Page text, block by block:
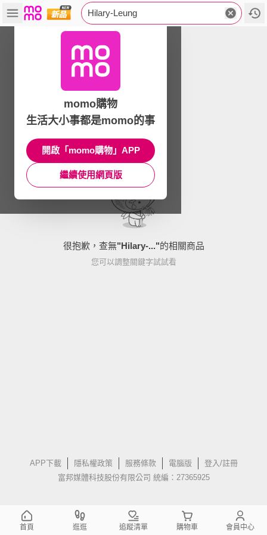
Hilary-Leung
很抱歉，查無"Hilary-..."的相關商品
您可以調整關鍵字試試看
APP下載 隱私權政策 服務條款 電腦版
登入/註冊
富邦媒體科技股份有限公司 統編：27365925
momo購物
生活大小事都是momo的事
開啟「momo購物」APP
繼續使用網頁版
首頁 逛逛 追蹤清單 購物車 會員中心